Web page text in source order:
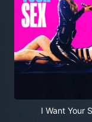
I Want Your